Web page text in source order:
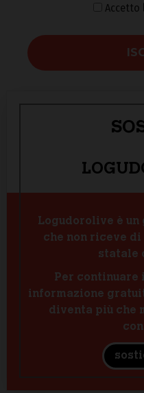
Accetto
Logudorolive è
che non riceve
statale
Per
informazione
diventa più che